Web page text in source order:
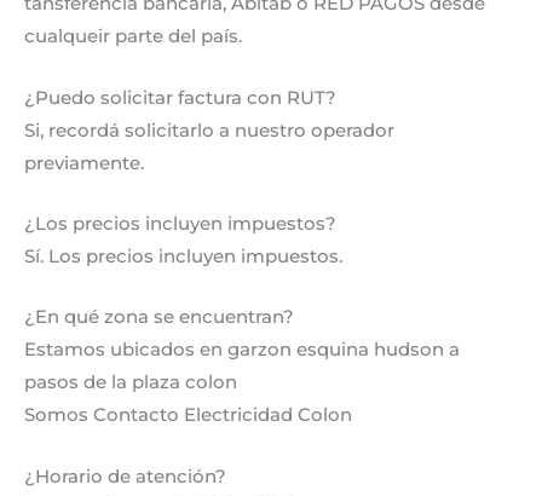
cualqueir parte del país.
¿Puedo solicitar factura con RUT?
Si, recordá solicitarlo a nuestro operador
previamente.
¿Los precios incluyen impuestos?
Sí. Los precios incluyen impuestos.
¿En qué zona se encuentran?
Estamos ubicados en garzon esquina hudson a
pasos de la plaza colon
Somos Contacto Electricidad Colon
¿Horario de atención?